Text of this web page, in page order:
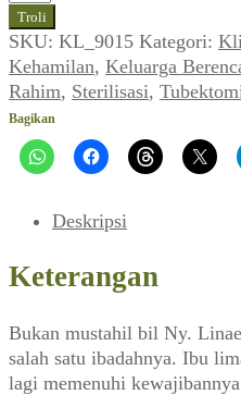
KB:
Jejak
Tubektomi
(EDITOR_No.
08,
28
Oktober
Troli
SKU: KL_9015 Kategori:
Kehamilan, Keluarga
Rahim, Sterilisasi,
Bagikan
Deskripsi
Keterangan
Bukan mustahil bil Ny.
salah satu ibadahnya. Ibu
lagi memenuhi